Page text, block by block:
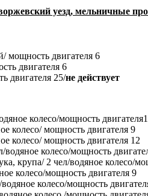
уезд, мельничные
мощность двигателя 6
двигателя 6
двигателя 25/не действует
колесо/мощность
колесо/ мощность двигателя 9
колесо/ мощность двигателя 12
колесо/мощность
крупа/ 2 чел/водяное колесо/
колесо/мощность двигателя 9
колесо/мощность